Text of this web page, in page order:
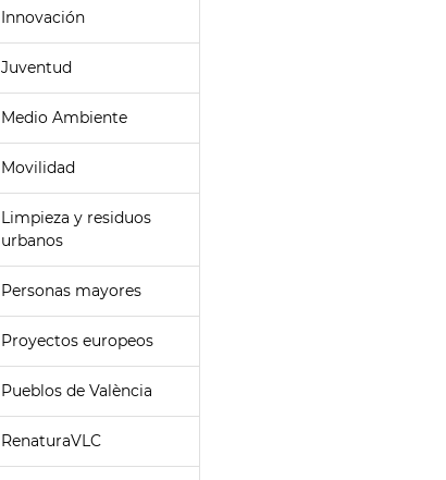
Innovación
Juventud
Medio Ambiente
Movilidad
Limpieza y residuos
urbanos
Personas mayores
Proyectos europeos
Pueblos de València
RenaturaVLC